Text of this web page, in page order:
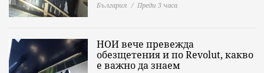
България Преди 3 часа
НОИ вече превежда
обезщетения и по Revolut, какво
е важно да знаeм